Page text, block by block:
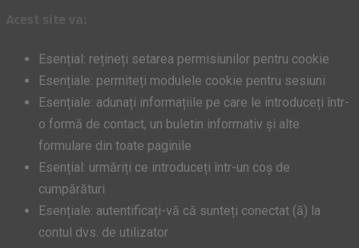
Esențial: rețineți setarea permisiunilor pentru cookie
Esențiale: permiteți modulele cookie pentru sesiuni
Esențiale: adunați informațiile pe care le introduceți într-
o formă de contact, un buletin informativ și alte
formulare din toate paginile
Esențial: urmăriți ce introduceți într-un coș de
cumpărături
Esențiale: autentificați-vă că sunteți conectat (ă) la
contul dvs. de utilizator